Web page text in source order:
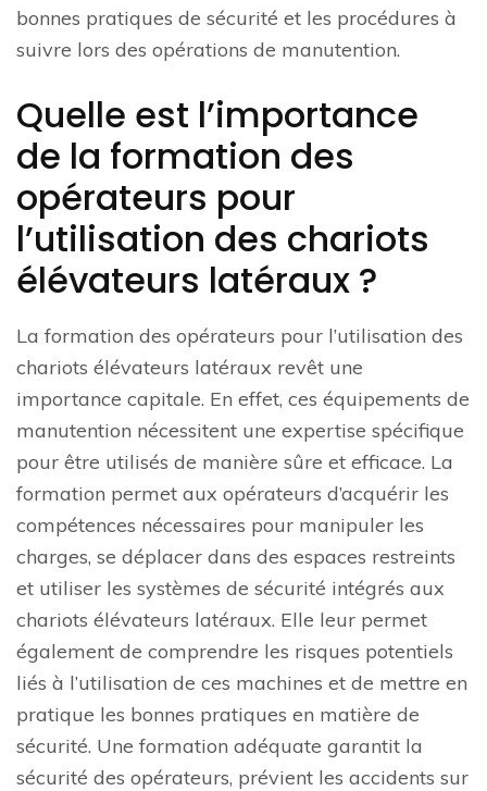
bonnes pratiques de sécurité et les procédures à
suivre lors des opérations de manutention.
Quelle est l’importance
de la formation des
opérateurs pour
l’utilisation des chariots
élévateurs latéraux ?
La formation des opérateurs pour l’utilisation des
chariots élévateurs latéraux revêt une
importance capitale. En effet, ces équipements de
manutention nécessitent une expertise spécifique
pour être utilisés de manière sûre et efficace. La
formation permet aux opérateurs d’acquérir les
compétences nécessaires pour manipuler les
charges, se déplacer dans des espaces restreints
et utiliser les systèmes de sécurité intégrés aux
chariots élévateurs latéraux. Elle leur permet
également de comprendre les risques potentiels
liés à l’utilisation de ces machines et de mettre en
pratique les bonnes pratiques en matière de
sécurité. Une formation adéquate garantit la
sécurité des opérateurs, prévient les accidents sur